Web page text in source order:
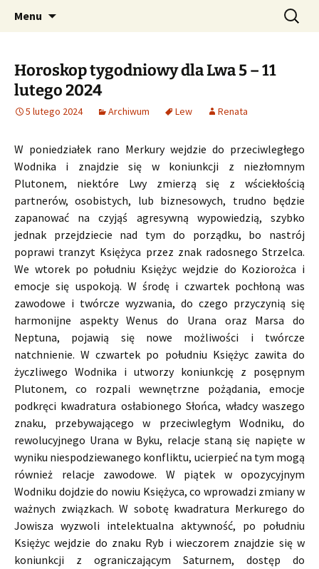
CzaroMarowy horoskop
dzienny, miesięczny i
tygodniowy
Profesjonalne przepowiednie astrologiczne
Menu Szukaj:
Horoskop tygodniowy dla Lwa 5 – 11
lutego 2024
5 lutego 2024 Archiwum Lew Renata
W poniedziałek rano Merkury wejdzie do przeciwległego
Wodnika i znajdzie się w koniunkcji z niezłomnym
Plutonem, niektóre Lwy zmierzą się z wściekłością
partnerów, osobistych, lub biznesowych, trudno będzie
zapanować na czyjąś agresywną wypowiedzią, szybko
jednak przejdziecie nad tym do porządku, bo nastrój
poprawi tranzyt Księżyca przez znak radosnego Strzelca.
We wtorek po południu Księżyc wejdzie do Koziorożca i
emocje się uspokoją. W środę i czwartek pochłoną was
zawodowe i twórcze wyzwania, do czego przyczynią się
harmonijne aspekty Wenus do Urana oraz Marsa do
Neptuna, pojawią się nowe możliwości i twórcze
natchnienie. W czwartek po południu Księżyc zawita do
życzliwego Wodnika i utworzy koniunkcję z posępnym
Plutonem, co rozpali wewnętrzne pożądania, emocje
podkręci kwadratura osłabionego Słońca, władcy waszego
znaku, przebywającego w przeciwległym Wodniku, do
rewolucyjnego Urana w Byku, relacje staną się napięte w
wyniku niespodziewanego konfliktu, ucierpieć na tym mogą
również relacje zawodowe. W piątek w opozycyjnym
Wodniku dojdzie do nowiu Księżyca, co wprowadzi zmiany w
ważnych związkach. W sobotę kwadratura Merkurego do
Jowisza wyzwoli intelektualna aktywność, po południu
Księżyc wejdzie do znaku Ryb i wieczorem znajdzie się w
koniunkcji z ograniczającym Saturnem, dostęp do